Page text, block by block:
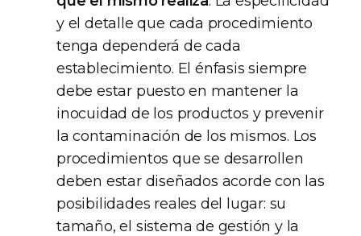
y el detalle que cada procedimiento
tenga dependerá de cada
establecimiento. El énfasis siempre
debe estar puesto en mantener la
inocuidad de los productos y prevenir
la contaminación de los mismos. Los
procedimientos que se desarrollen
deben estar diseñados acorde con las
posibilidades reales del lugar: su
tamaño, el sistema de gestión y la